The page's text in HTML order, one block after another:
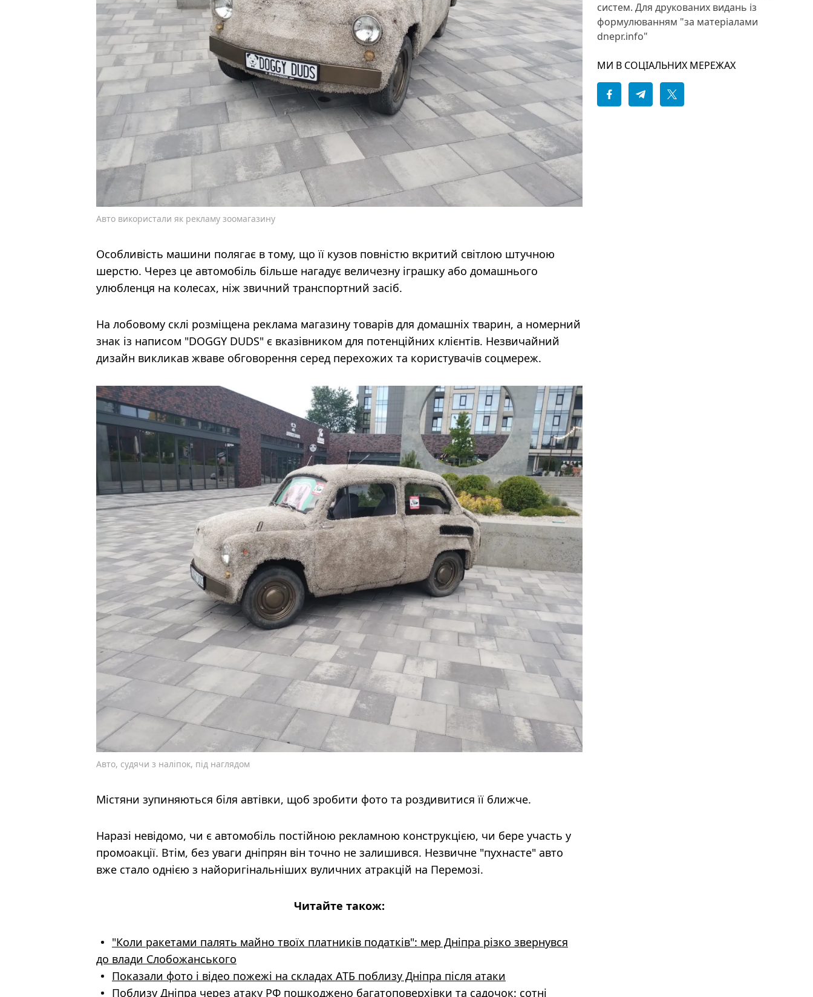
Авто використали як рекламу зоомагазину
Особливість машини полягає в тому, що її кузов повністю вкритий світлою штучною
шерстю. Через це автомобіль більше нагадує величезну іграшку або домашнього
улюбленця на колесах, ніж звичний транспортний засіб.
На лобовому склі розміщена реклама магазину товарів для домашніх тварин, а номерний
знак із написом "DOGGY DUDS" є вказівником для потенційних клієнтів. Незвичайний
дизайн викликав жваве обговорення серед перехожих та користувачів соцмереж.
Авто, судячи з наліпок, під наглядом
Містяни зупиняються біля автівки, щоб зробити фото та роздивитися її ближче.
Наразі невідомо, чи є автомобіль постійною рекламною конструкцією, чи бере участь у
промоакції. Втім, без уваги дніпрян він точно не залишився. Незвичне "пухнасте" авто
вже стало однією з найоригінальніших вуличних атракцій на Перемозі.
Читайте також:
"Коли ракетами палять майно твоїх платників податків": мер Дніпра різко звернувся
до влади Слобожанського
Показали фото і відео пожежі на складах АТБ поблизу Дніпра після атаки
Поблизу Дніпра через атаку РФ пошкоджено багатоповерхівки та садочок: сотні
систем. Для друкованих видань із
формулюванням "за матеріалами
dnepr.info"
МИ В СОЦІАЛЬНИХ МЕРЕЖАХ